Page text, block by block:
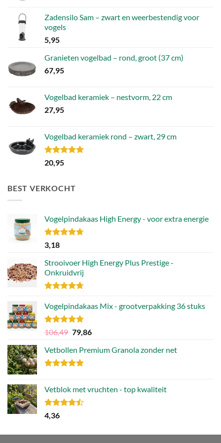
Zadensilo Sam – zwart en weerbestendig voor
vogels
5,95
Granieten vogelbad – rond, groot (37 cm)
67,95
Vogelbad keramiek – nestvorm, 22 cm
27,95
Vogelbad keramiek rond – zwart, 29 cm
Gewaardeerd
5.00
20,95
BEST VERKOCHT
Vogelpindakaas High Energy - voor extra energie
Gewaardeerd
4.70
3,18
Strooivoer High Energy Plus Prestige -
Onkruidvrij
4.71uit 5
Vogelpindakaas Mix - grootverpakking 36 stuks
Gewaardeerd
uit 5
106,49 Oorspronkelijke
was:
106,49.
79,86Huidige
is:
Vetbollen Premium Granola zonder net
Vetblok met vruchten - top kwaliteit
Gewaardeerd
4.44
4,36